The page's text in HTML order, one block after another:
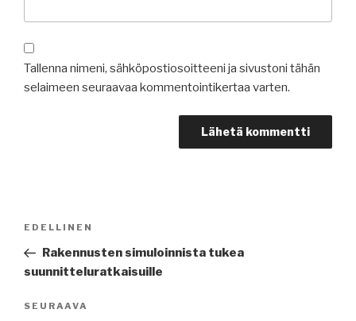
Tallenna nimeni, sähköpostiosoitteeni ja sivustoni tähän
selaimeen seuraavaa kommentointikertaa varten.
Edellinen
artikkeli
EDELLINEN
Rakennusten simuloinnista tukea
suunnitteluratkaisuille
Seuraava
SEURAAVA